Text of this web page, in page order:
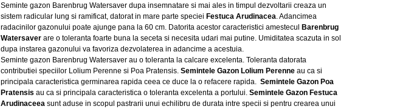
Seminte gazon Barenbrug Watersaver dupa insemnatare si mai ales in timpul dezvoltarii creaza un
sistem radicular lung si ramificat, datorat in mare parte speciei Festuca Arudinacea. Adancimea
radacinilor gazonului poate ajunge pana la 60 cm. Datorita acestor caracteristici amestecul
Barenbrug
Watersaver are o toleranta foarte buna la seceta si necesita udari mai putine. Umiditatea scazuta in sol
dupa instarea gazonului va favoriza dezvolaterea in adancime a acestuia.
Seminte gazon Barenbrug Watersaver au o toleranta la calcare excelenta. Toleranta datorata
contributiei speciilor Lolium Perenne si Poa Pratensis. Semintele Gazon Lolium Perenne au ca si
principala caracteristica germinarea rapida ceea ce duce la o refacere rapida. Semintele Gazon Poa
Pratensis au ca si principala caracteristica o toleranta excelenta a portului. Semintele Gazon Festuca
Arudinaceea sunt aduse in scopul pastrarii unui echilibru de durata intre specii si pentru crearea unui